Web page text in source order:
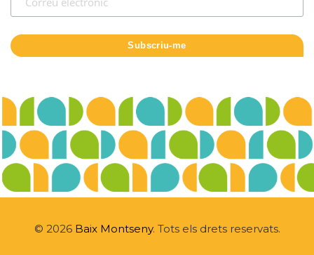
© 2026 Baix Montseny. Tots els drets reservats.